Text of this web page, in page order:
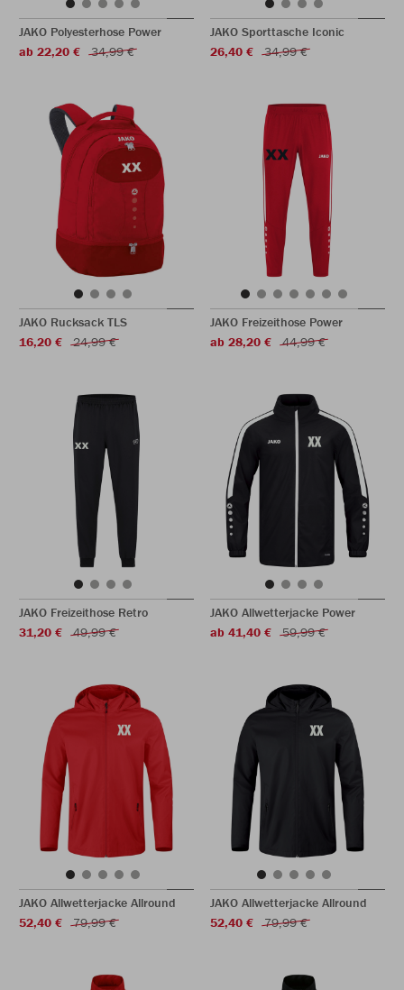
JAKO Polyesterhose Power
ab 22,20 €
34,99 €
JAKO Sporttasche Iconic
26,40 €
34,99 €
JAKO Rucksack TLS
16,20 €
24,99 €
JAKO Freizeithose Power
ab 28,20 €
44,99 €
JAKO Freizeithose Retro
31,20 €
49,99 €
JAKO Allwetterjacke Power
ab 41,40 €
59,99 €
JAKO Allwetterjacke Allround
52,40 €
79,99 €
JAKO Allwetterjacke Allround
52,40 €
79,99 €